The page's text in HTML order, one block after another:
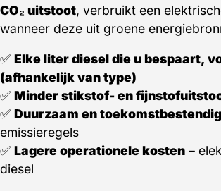
CO₂ uitstoot, verbruikt een
wanneer deze uit groene
✅ Elke liter diesel die u bespaart,
(afhankelijk van type)
✅ Minder stikstof- en
✅ Duurzaam en toekomstbestendig
emissieregels
✅ Lagere operationele kosten –
diesel